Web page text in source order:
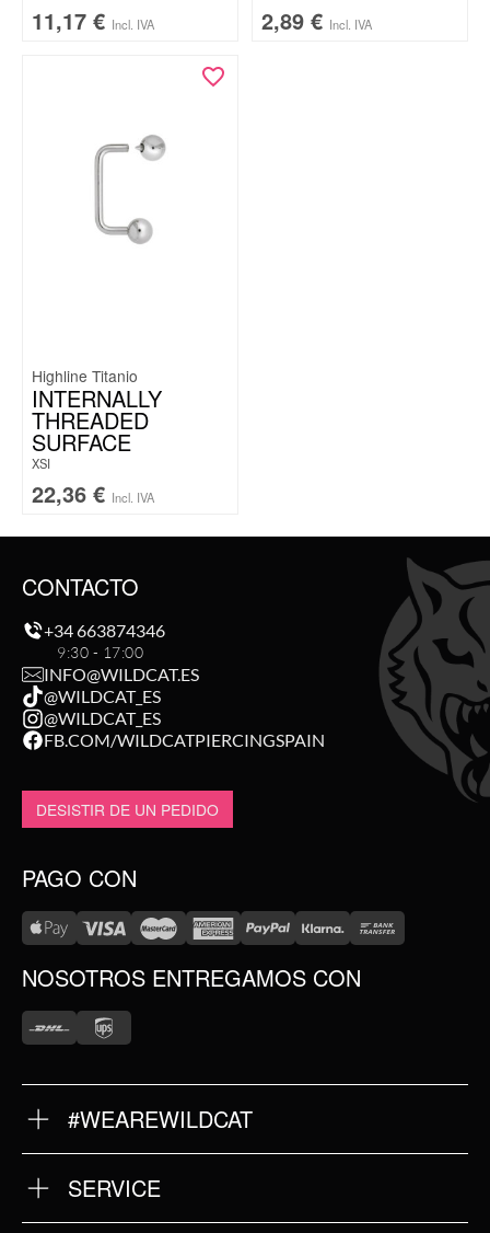
11,17 € Incl. IVA 2,89 € Incl. IVA
Highline Titanio
INTERNALLY
THREADED
SURFACE
XSI
22,36 € Incl. IVA
CONTACTO
+34 663874346
9:30 - 17:00
INFO@WILDCAT.ES
@WILDCAT_ES
@WILDCAT_ES
FB.COM/WILDCATPIERCINGSPAIN
DESISTIR DE UN PEDIDO
PAGO CON
NOSOTROS ENTREGAMOS CON
#WEAREWILDCAT
NUESTRA HISTORIA
NUESTRA CALIDAD
SERVICE